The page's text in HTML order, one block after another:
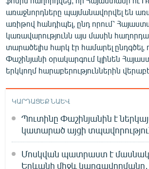
առաջնորդները պայմանավորվել են
առիթով հանդիպել, ընդ որում՝
կառավարությունն այս մասին
տարածելիս հարկ էր համարել ընդգծել,
Փաշինյանի օրակարգում կլինեն
երկկողմ հարաբերություններին
ԿԱՐԴԱՑԵՔ ՆԱԵՎ
Պուտինը Փաշինյանին է
կատարած այցի
Մոսկվան պատրաստ է
Երևանի միջև